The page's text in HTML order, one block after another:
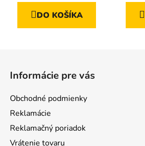
z
DO KOŠÍKA
Informácie pre vás
Obchodné podmienky
Reklamácie
Reklamačný poriadok
Vrátenie tovaru